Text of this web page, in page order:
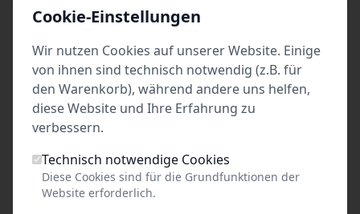
Preis unbekannt
pro Person
Tickets kaufen
Cookie-Einstellungen
Wir nutzen Cookies auf unserer Website. Einige
von ihnen sind technisch notwendig (z.B. für
den Warenkorb), während andere uns helfen,
diese Website und Ihre Erfahrung zu
verbessern.
Technisch notwendige Cookies
Diese Cookies sind für die Grundfunktionen der
Website erforderlich.